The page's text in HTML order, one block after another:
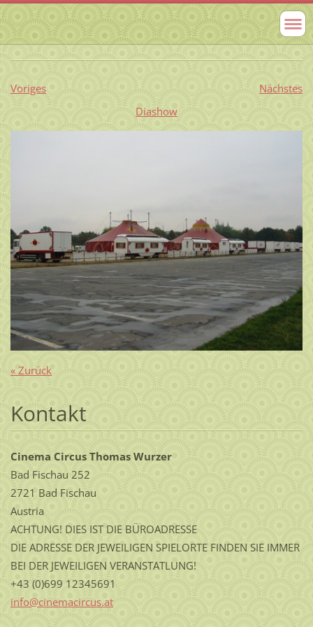
Voriges
Nächstes
Diashow
« Zurück
Kontakt
Cinema Circus Thomas Wurzer
Bad Fischau 252
2721 Bad Fischau
Austria
ACHTUNG! DIES IST DIE BÜROADRESSE
DIE ADRESSE DER JEWEILIGEN SPIELORTE FINDEN SIE IMMER
BEI DER JEWEILIGEN VERANSTATLUNG!
+43 (0)699 12345691
info@cinemacircus.at